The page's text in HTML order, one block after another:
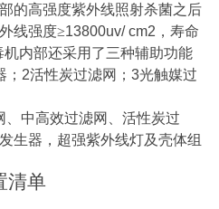
的高强度紫外线照射杀菌之后
线强度≥13800uv/ cm2 ，寿命
机内部还采用了三种辅助功能
2活性炭过滤网；3光触媒过
、中高效过滤网、活性炭过
生器，超强紫外线灯及壳体组
清单